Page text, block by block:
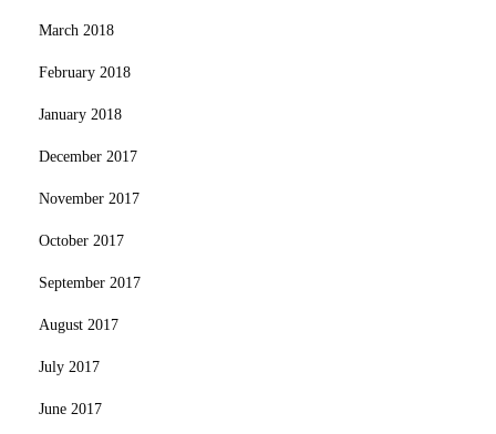
March 2018
February 2018
January 2018
December 2017
November 2017
October 2017
September 2017
August 2017
July 2017
June 2017